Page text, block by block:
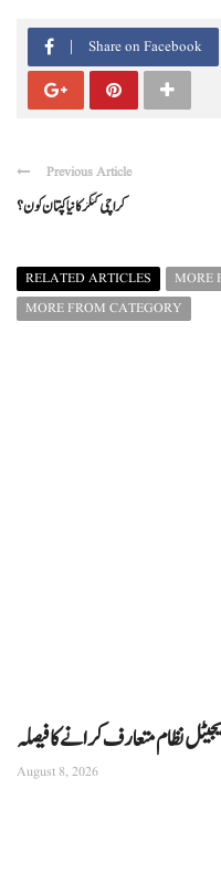
Share on Facebook
Previous Article
کراچی کنگز کا نیا کپتان کون ؟
RELATED ARTICLES
MORE
MORE FROM CATEGORY
نظام متعارف کرانے کا فیصلہ
August 8, 2026